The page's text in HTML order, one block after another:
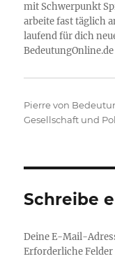
mit Schwerpunkt
arbeite fast täglich
laufend für dich
Autor
Pierre von
Gesellschaft und
Schreibe
Deine E-Mail-
Erforderliche